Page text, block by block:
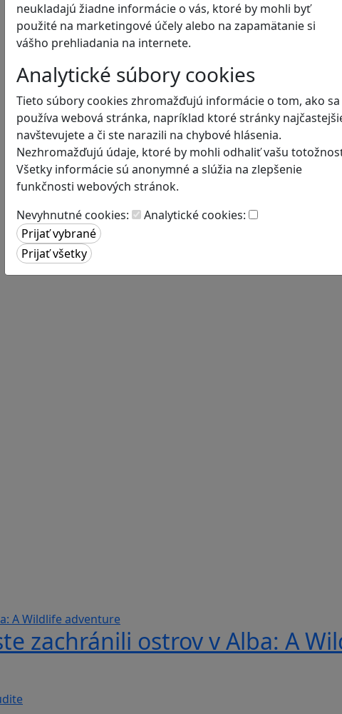
neukladajú žiadne informácie o vás, ktoré by mohli byť
použité na marketingové účely alebo na zapamätanie si
vášho prehliadania na internete.
Analytické súbory cookies
Tieto súbory cookies zhromažďujú informácie o tom, ako sa
používa webová stránka, napríklad ktoré stránky
navštevujete a či ste narazili na chybové hlásenia.
Nezhromažďujú údaje, ktoré by mohli odhaliť vašu
Všetky informácie sú anonymné a slúžia na zlepšenie
funkčnosti webových stránok.
Nevyhnutné cookies:
Analytické cookies:
zachránili ostrov v Alba: A